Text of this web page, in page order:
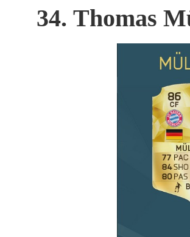
34. Thomas